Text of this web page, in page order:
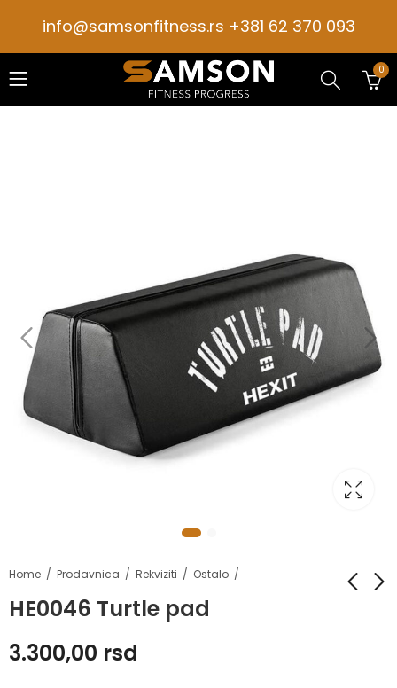
info@samsonfitness.rs +381 62 370 093
0
Home Prodavnica Rekviziti Ostalo
HE0046 Turtle pad
3.300,00 rsd